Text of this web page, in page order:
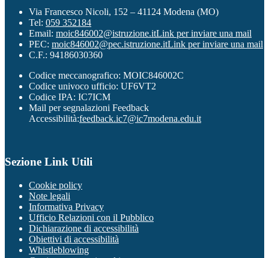
Via Francesco Nicoli, 152 – 41124 Modena (MO)
Tel: 059 352184
Email: moic846002@istruzione.itLink per inviare una mail
PEC: moic846002@pec.istruzione.itLink per inviare una mail
C.F.: 94186030360
Codice meccanografico: MOIC846002C
Codice univoco ufficio: UF6VT2
Codice IPA: IC7ICM
Mail per segnalazioni Feedback
Accessibilità:feedback.ic7@ic7modena.edu.it
Sezione Link Utili
Cookie policy
Note legali
Informativa Privacy
Ufficio Relazioni con il Pubblico
Dichiarazione di accessibilità
Obiettivi di accessibilità
Whistleblowing